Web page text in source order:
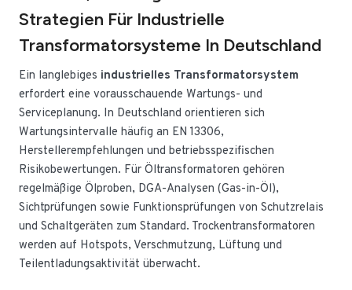
Strategien Für Industrielle
Transformatorsysteme In Deutschland
Ein langlebiges industrielles Transformatorsystem
erfordert eine vorausschauende Wartungs- und
Serviceplanung. In Deutschland orientieren sich
Wartungsintervalle häufig an EN 13306,
Herstellerempfehlungen und betriebsspezifischen
Risikobewertungen. Für Öltransformatoren gehören
regelmäßige Ölproben, DGA-Analysen (Gas-in-Öl),
Sichtprüfungen sowie Funktionsprüfungen von Schutzrelais
und Schaltgeräten zum Standard. Trockentransformatoren
werden auf Hotspots, Verschmutzung, Lüftung und
Teilentladungsaktivität überwacht.